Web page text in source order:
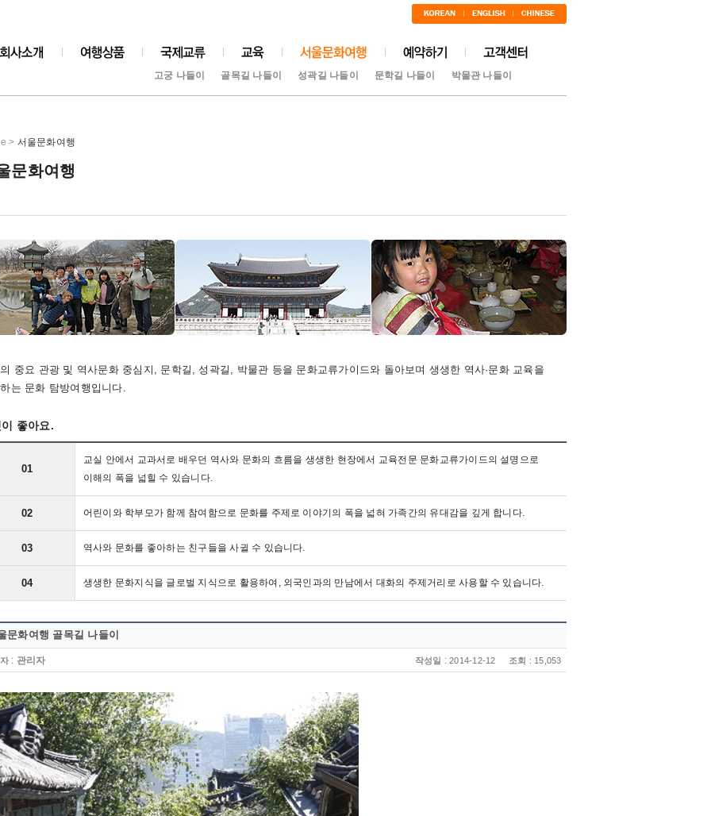
고궁 나들이 골목길 나들이 성곽길 나들이 문학길 나들이 박물관 나들이
> 서울문화여행
문화여행
중요 관광 및 역사문화 중심지, 문학길, 성곽길, 박물관 등을 문화교류가이드와 돌아보며 생생한 역사·문화 교육을
는 문화 탐방여행입니다.
이 좋아요.
01
교실 안에서 교과서로 배우던 역사와 문화의 흐름을 생생한 현장에서 교육전문 문화교류가이드의 설명으로
이해의 폭을 넓힐 수 있습니다.
02 어린이와 학부모가 함께 참여함으로 문화를 주제로 이야기의 폭을 넓혀 가족간의 유대감을 깊게 합니다.
03 역사와 문화를 좋아하는 친구들을 사귈 수 있습니다.
04 생생한 문화지식을 글로벌 지식으로 활용하여, 외국인과의 만남에서 대화의 주제거리로 사용할 수 있습니다.
문화여행 골목길 나들이
: 관리자 작성일 :2014-12-12 조회 : 15,053